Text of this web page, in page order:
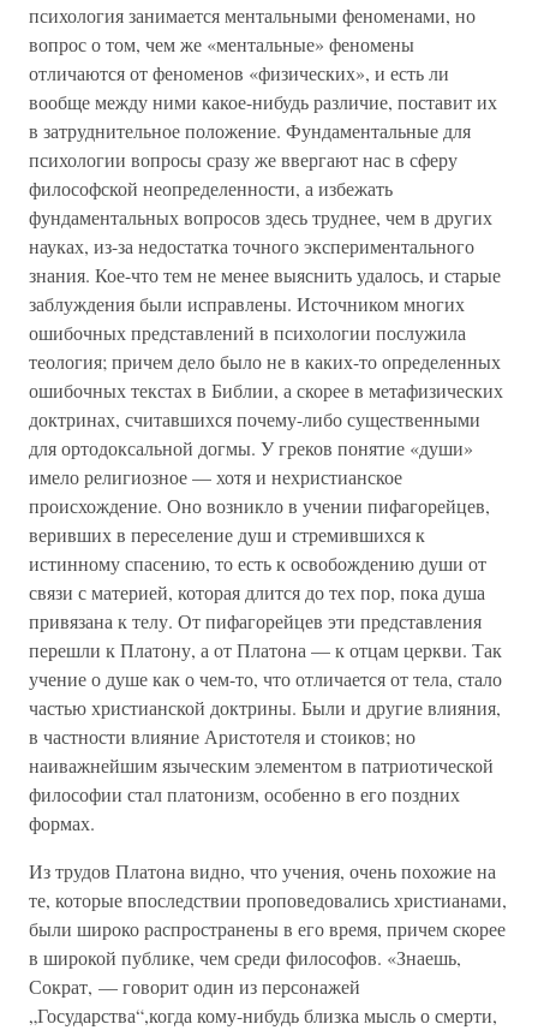
психология занимается ментальными феноменами, но
вопрос о том, чем же «ментальные» феномены
отличаются от феноменов «физических», и есть ли
вообще между ними какое-нибудь различие, поставит их
в затруднительное положение. Фундаментальные для
психологии вопросы сразу же ввергают нас в сферу
философской неопределенности, а избежать
фундаментальных вопросов здесь труднее, чем в других
науках, из-за недостатка точного экспериментального
знания. Кое-что тем не менее выяснить удалось, и старые
заблуждения были исправлены. Источником многих
ошибочных представлений в психологии послужила
теология; причем дело было не в каких-то определенных
ошибочных текстах в Библии, а скорее в метафизических
доктринах, считавшихся почему-либо существенными
для ортодоксальной догмы. У греков понятие «души»
имело религиозное — хотя и нехристианское
происхождение. Оно возникло в учении пифагорейцев,
веривших в переселение душ и стремившихся к
истинному спасению, то есть к освобождению души от
связи с материей, которая длится до тех пор, пока душа
привязана к телу. От пифагорейцев эти представления
перешли к Платону, а от Платона — к отцам церкви. Так
учение о душе как о чем-то, что отличается от тела, стало
частью христианской доктрины. Были и другие влияния,
в частности влияние Аристотеля и стоиков; но
наиважнейшим языческим элементом в патриотической
философии стал платонизм, особенно в его поздних
формах.
Из трудов Платона видно, что учения, очень похожие на
те, которые впоследствии проповедовались христианами,
были широко распространены в его время, причем скорее
в широкой публике, чем среди философов. «Знаешь,
Сократ, — говорит один из персонажей
„Государства“,когда кому-нибудь близка мысль о смерти,